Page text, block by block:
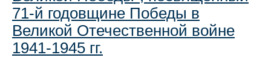
71-й годовщине Победы в
Великой Отечественной войне
1941-1945 гг.